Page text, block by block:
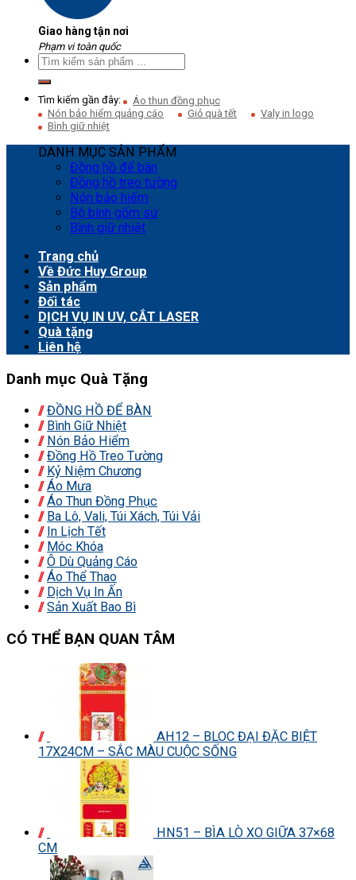
Giao hàng tận nơi
Phạm vi toàn quốc
Tìm kiếm gần đây:
Áo thun đồng phục
Nón bảo hiểm quảng cáo
Giỏ quà tết
Valy in logo
Bình giữ nhiệt
DANH MỤC SẢN PHẨM
Đồng hồ để bàn
Đồng hồ treo tường
Nón bảo hiểm
Bộ bình gốm sứ
Bình giữ nhiệt
Trang chủ
Về Đức Huy Group
Sản phẩm
Đối tác
DỊCH VỤ IN UV, CẮT LASER
Quà tặng
Liên hệ
Danh mục Quà Tặng
ĐỒNG HỒ ĐỂ BÀN
Bình Giữ Nhiệt
Nón Bảo Hiểm
Đồng Hồ Treo Tường
Kỷ Niệm Chương
Áo Mưa
Áo Thun Đồng Phục
Ba Lô, Vali, Túi Xách, Túi Vải
In Lịch Tết
Móc Khóa
Ô Dù Quảng Cáo
Áo Thể Thao
Dịch Vụ In Ấn
Sản Xuất Bao Bì
CÓ THỂ BẠN QUAN TÂM
AH12 – BLOC ĐẠI ĐẶC BIỆT
17X24CM – SẮC MÀU CUỘC SỐNG
HN51 – BÌA LÒ XO GIỮA 37×68
CM